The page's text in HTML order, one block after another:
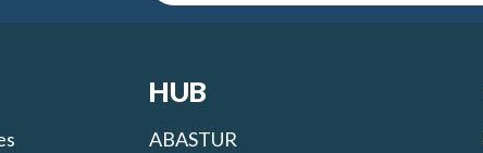
HUB
ABASTUR